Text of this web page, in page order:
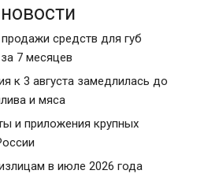
средств для губ
7 месяцев
к 3 августа замедлилась до
и мяса
и приложения крупных
в июле 2026 года